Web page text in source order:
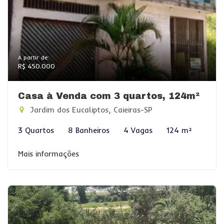
A partir de:
R$ 450.000
Casa à Venda com 3 quartos, 124m²
Jardim dos Eucaliptos, Caieiras-SP
3 Quartos 8 Banheiros 4 Vagas 124 m²
Mais informações